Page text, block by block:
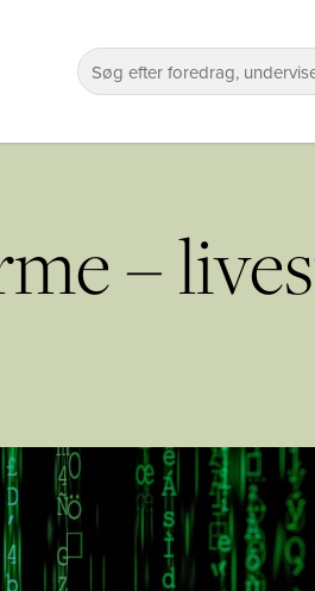
–